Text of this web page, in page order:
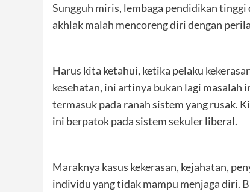
Sungguh miris, lembaga pendidikan
akhlak malah mencoreng diri dengan
Harus kita ketahui, ketika pelaku
kesehatan, ini artinya bukan lagi masalah
termasuk pada ranah sistem yang rusak.
ini berpatok pada sistem sekuler liberal.
Maraknya kasus kekerasan, kejahatan,
individu yang tidak mampu menjaga diri.